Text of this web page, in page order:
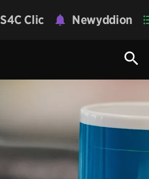
S4C Clic Newyddion